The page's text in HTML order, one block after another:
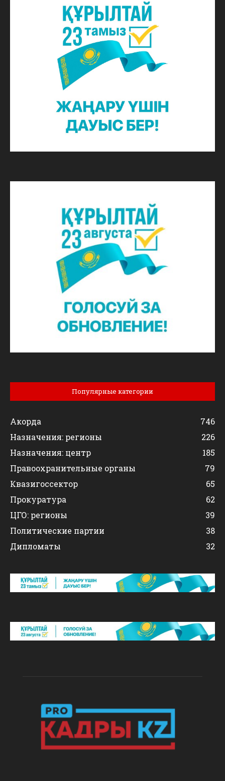
Популярные категории
Акорда
746
Назначения: регионы
226
Назначения: центр
185
Правоохранительные органы
79
Квазигоссектор
65
Прокуратура
62
ЦГО: регионы
39
Политические партии
38
Дипломаты
32